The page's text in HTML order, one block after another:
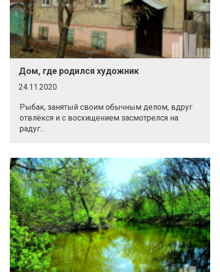
Дом, где родился художник
24.11.2020
Рыбак, занятый своим обычным делом, вдруг
отвлёкся и с восхищением засмотрелся на
радуг...